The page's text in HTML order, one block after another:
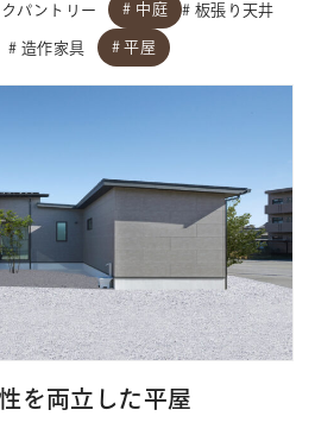
パントリー 中庭 板張り天井
造作家具 平屋
を両立した平屋